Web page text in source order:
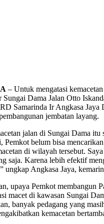
– Untuk mengatasi
Sungai Dama Jalan Otto
Samarinda Ir Angkasa Jaya
jembatan layang.
jalan di Sungai Dama itu
Pemkot belum bisa
di wilayah tersebut.
saja. Karena lebih efektif
ungkap Angkasa Jaya,
upaya Pemkot membangun
macet di kawasan Sungai
banyak pedagang yang
kemacetan